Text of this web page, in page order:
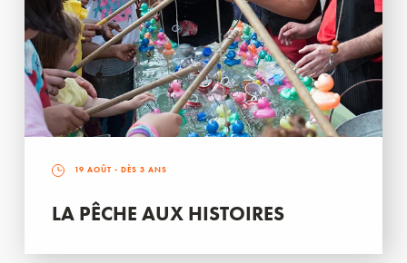
19 AOÛT - DÈS 3 ANS
LA PÊCHE AUX HISTOIRES